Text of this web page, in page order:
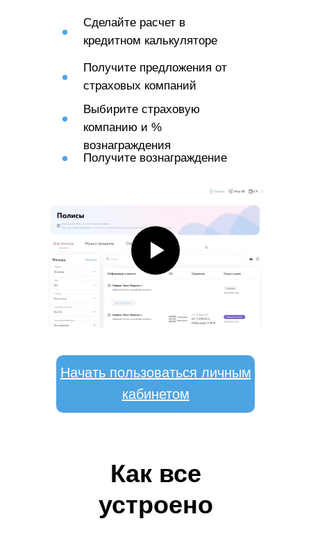
Сделайте расчет в
кредитном калькуляторе
Получите предложения от
страховых компаний
Выбирите страховую
компанию и %
вознаграждения
Получите вознаграждение
Начать пользоваться личным
кабинетом
Как все
устроено